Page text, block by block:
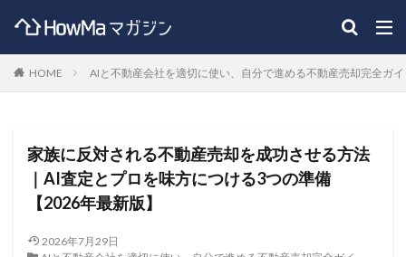
HOME AIと不動産会社を適切に使い、自分で進める不動産売却完全ガ
家族に反対される不動産売却を成功させる方法
｜AI査定とプロを味方につける3つの準備
【2026年最新版】
2026年7月29日